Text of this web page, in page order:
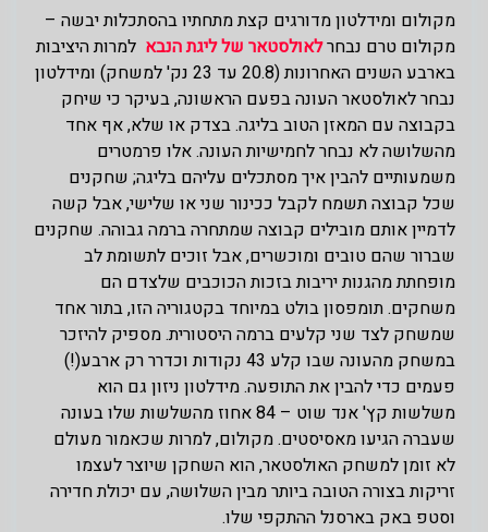
מקולום ומידלטון מדורגים קצת מתחתיו בהסתכלות יבשה –
מקולום טרם נבחרלאולסטאר של ליגת הנבא למרות היציבות
בארבע השנים האחרונות (20.8 עד 23 נק' למשחק) ומידלטון
נבחר לאולסטאר העונה בפעם הראשונה, בעיקר כי שיחק
בקבוצה עם המאזן הטוב בליגה. בצדק או שלא, אף אחד
מהשלושה לא נבחר לחמישיות העונה. אלו פרמטרים
משמעותיים להבין איך מסתכלים עליהם בליגה; שחקנים
שכל קבוצה תשמח לקבל ככינור שני או שלישי, אבל קשה
לדמיין אותם מובילים קבוצה שמתחרה ברמה גבוהה. שחקנים
שברור שהם טובים ומוכשרים, אבל זוכים לתשומת לב
מופחתת מהגנות יריבות בזכות הכוכבים שלצדם הם
משחקים. תומפסון בולט במיוחד בקטגוריה הזו, בתור אחד
שמשחק לצד שני קלעים ברמה היסטורית. מספיק להיזכר
במשחק מהעונה שבו קלע 43 נקודות וכדרר רק ארבע(!)
פעמים כדי להבין את התופעה. מידלטון ניזון גם הוא
משלשות קץ' אנד שוט – 84 אחוז מהשלשות שלו בעונה
שעברה הגיעו מאסיסטים. מקולום, למרות שכאמור מעולם
לא זומן למשחק האולסטאר, הוא השחקן שיוצר לעצמו
זריקות בצורה הטובה ביותר מבין השלושה, עם יכולת חדירה
וסטפ באק בארסנל ההתקפי שלו.